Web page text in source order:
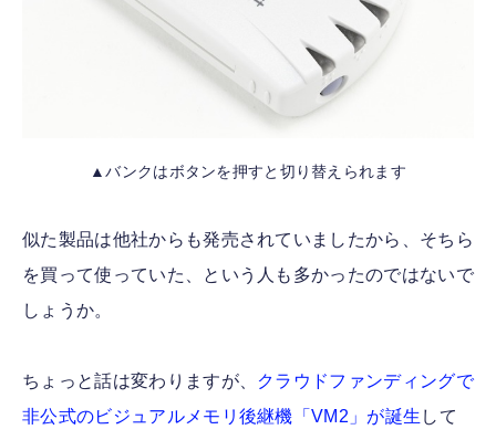
▲バンクはボタンを押すと切り替えられます
似た製品は他社からも発売されていましたから、そちら
を買って使っていた、という人も多かったのではないで
しょうか。
ちょっと話は変わりますが、
クラウドファンディングで
非公式のビジュアルメモリ後継機「VM2」が誕生 して